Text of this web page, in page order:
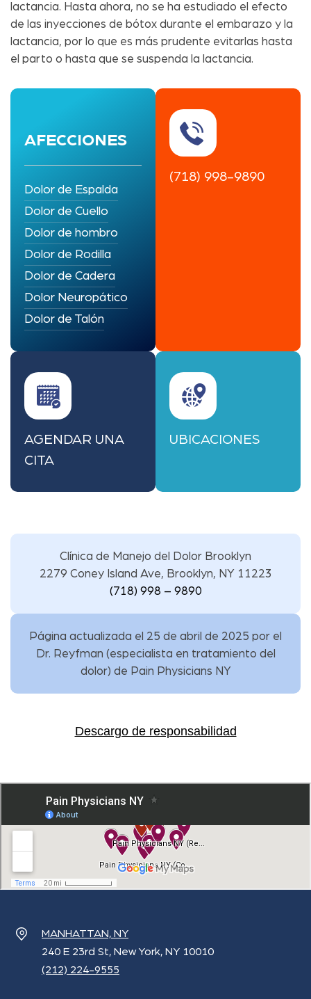
lactancia. Hasta ahora, no se ha estudiado el efecto
de las inyecciones de bótox durante el embarazo y la
lactancia, por lo que es más prudente evitarlas hasta
el parto o hasta que se suspenda la lactancia.
AFECCIONES
Dolor de Espalda
Dolor de Cuello
Dolor de hombro
Dolor de Rodilla
Dolor de Cadera
Dolor Neuropático
Dolor de Talón
(718) 998-9890
AGENDAR UNA
CITA
UBICACIONES
Clínica de Manejo del Dolor Brooklyn
2279 Coney Island Ave, Brooklyn, NY 11223
(718) 998 – 9890
Página actualizada el 25 de abril de 2025 por el
Dr. Reyfman (especialista en tratamiento del
dolor) de Pain Physicians NY
Descargo de responsabilidad
MANHATTAN, NY
240 E 23rd St, New York, NY 10010
(212) 224-9555